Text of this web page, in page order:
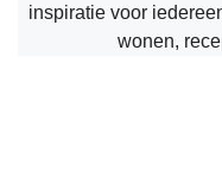
inspiratie voor
wonen,